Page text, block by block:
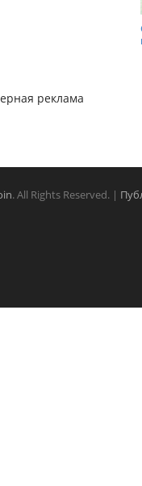
реклама
. All Rights Reserved. |